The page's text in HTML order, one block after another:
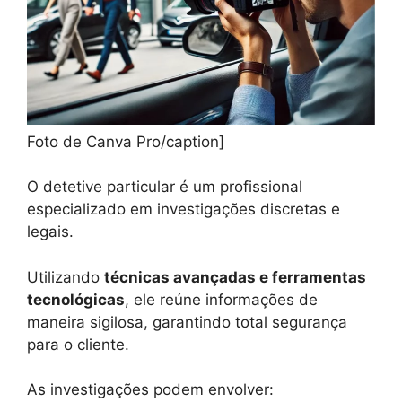
Foto de Canva Pro/caption]
O detetive particular é um profissional
especializado em investigações discretas e
legais.
Utilizando técnicas avançadas e ferramentas
tecnológicas, ele reúne informações de
maneira sigilosa, garantindo total segurança
para o cliente.
As investigações podem envolver: